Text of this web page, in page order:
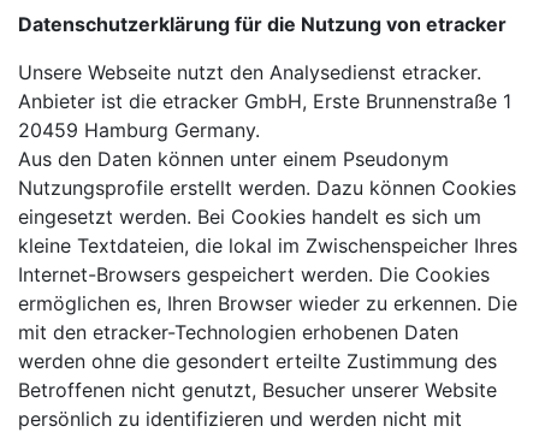
Datenschutzerklärung für die Nutzung von etracker
Unsere Webseite nutzt den Analysedienst etracker.
Anbieter ist die etracker GmbH, Erste Brunnenstraße 1
20459 Hamburg Germany.
Aus den Daten können unter einem Pseudonym
Nutzungsprofile erstellt werden. Dazu können Cookies
eingesetzt werden. Bei Cookies handelt es sich um
kleine Textdateien, die lokal im Zwischenspeicher Ihres
Internet-Browsers gespeichert werden. Die Cookies
ermöglichen es, Ihren Browser wieder zu erkennen. Die
mit den etracker-Technologien erhobenen Daten
werden ohne die gesondert erteilte Zustimmung des
Betroffenen nicht genutzt, Besucher unserer Website
persönlich zu identifizieren und werden nicht mit